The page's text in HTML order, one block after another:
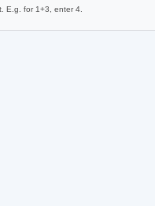
E.g. for 1+3, enter 4.